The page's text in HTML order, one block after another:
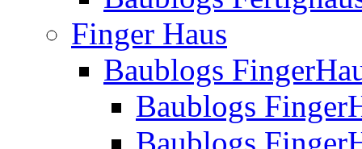
Finger Haus
Baublogs
Baublogs